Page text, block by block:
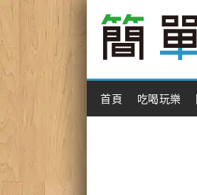
Main Menu
首頁 吃喝玩樂